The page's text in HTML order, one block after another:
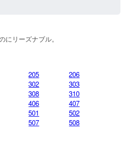
205
206
302
303
308
310
406
407
501
502
507
508